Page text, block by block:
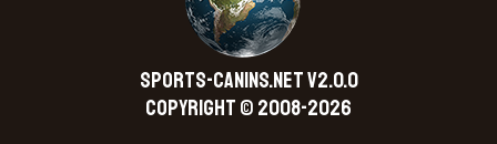
SPORTS-CANINS.NET V2.0.0
Copyright © 2008-2026